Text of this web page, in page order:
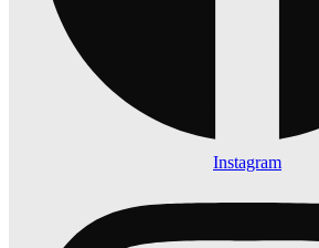
Instagram